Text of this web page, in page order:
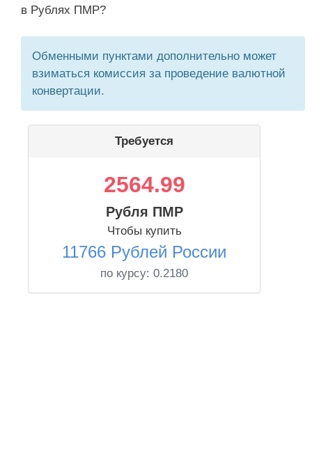
в Рублях ПМР?
Обменными пунктами дополнительно может
взиматься комиссия за проведение валютной
конвертации.
Требуется
2564.99
Рубля ПМР
Чтобы купить
11766 Рублей России
по курсу: 0.2180